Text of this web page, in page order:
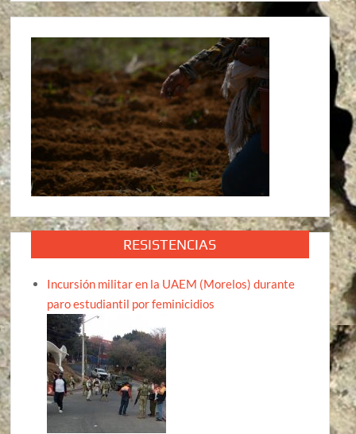
RESISTENCIAS
Incursión militar en la UAEM (Morelos) durante
paro estudiantil por feminicidios